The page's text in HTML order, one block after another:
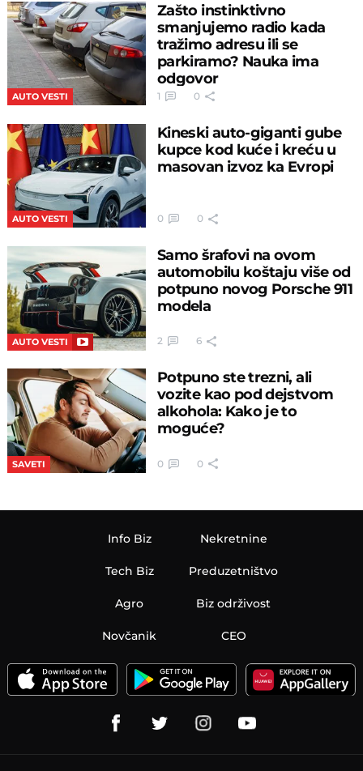
AUTO VESTI
Zašto instinktivno
smanjujemo radio kada
tražimo adresu ili se
parkiramo? Nauka ima
odgovor
1 0
AUTO VESTI
Kineski auto-giganti gube
kupce kod kuće i kreću u
masovan izvoz ka Evropi
0 0
AUTO VESTI
Samo šrafovi na ovom
automobilu koštaju više od
potpuno novog Porsche 911
modela
2 6
SAVETI
Potpuno ste trezni, ali
vozite kao pod dejstvom
alkohola: Kako je to
moguće?
0 0
Info Biz
Tech Biz
Agro
Nekretnine
Preduzetništvo
Biz održivost
Novčanik CEO